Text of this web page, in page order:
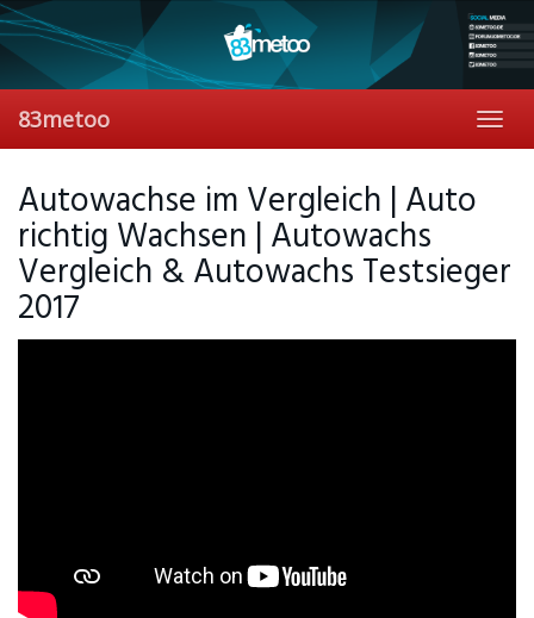
Skip
to
content
83metoo
Autowachse im Vergleich | Auto
richtig Wachsen | Autowachs
Vergleich & Autowachs Testsieger
2017